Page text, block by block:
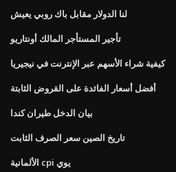
لنا الدولار مقابل باك روبي يعيش
تأجير المستأجر المالك أونتاريو
كيفية شراء الأسهم عبر الإنترنت في نيجيريا
أفضل أسعار الفائدة على القروض الثابتة
بيان الدخل طيران كندا
تاريخ الصين سعر الصرف الثابت
الألمانية cpi يوي